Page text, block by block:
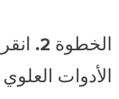
الخطوة 2.
الأدوات